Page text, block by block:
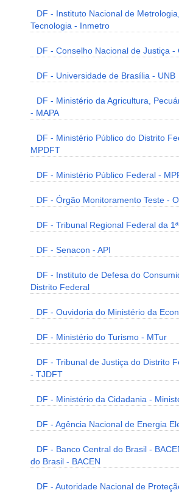
DF - Instituto Nacional de
Tecnologia - Inmetro
DF - Conselho Nacional de Justiça -
DF - Universidade de Brasília - UNB
DF - Ministério da Agricultura,
- MAPA
DF - Ministério Público do Distrito
MPDFT
DF - Ministério Público Federal -
DF - Órgão Monitoramento Teste -
DF - Tribunal Regional Federal da
DF - Senacon - API
DF - Instituto de Defesa do
Distrito Federal
DF - Ouvidoria do Ministério da
DF - Ministério do Turismo - MTur
DF - Tribunal de Justiça do Distrito
- TJDFT
DF - Ministério da Cidadania -
DF - Agência Nacional de Energia
DF - Banco Central do Brasil -
do Brasil - BACEN
DF - Autoridade Nacional de